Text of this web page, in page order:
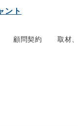
顧問契約 取材